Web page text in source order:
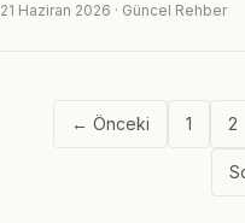
21 Haziran 2026 · Güncel Rehber
← Önceki 1 2